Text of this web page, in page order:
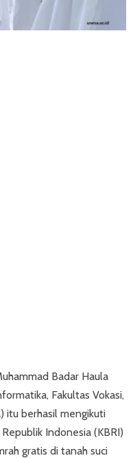
Badar Haula
Fakultas Vokasi,
itu berhasil mengikuti
Indonesia (KBRI)
gratis di tanah suci